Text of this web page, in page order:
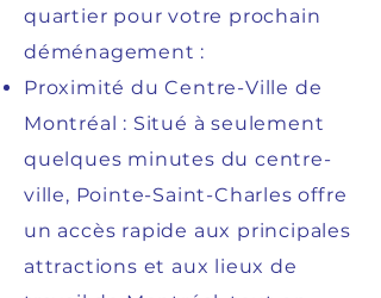
quartier pour votre prochain
déménagement :
Proximité du Centre-Ville de
Montréal : Situé à seulement
quelques minutes du centre-
ville, Pointe-Saint-Charles offre
un accès rapide aux principales
attractions et aux lieux de